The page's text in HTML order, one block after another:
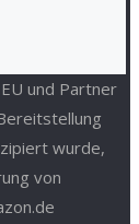
und Partner
wurde,
von